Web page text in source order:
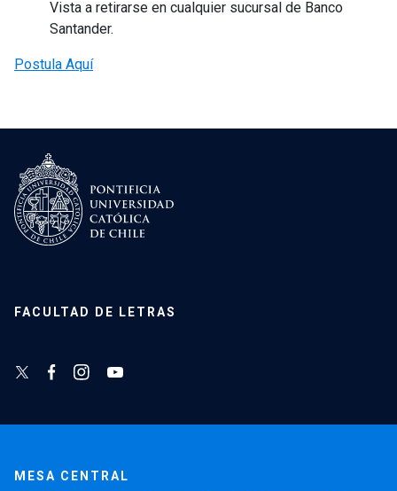
Vista a retirarse en cualquier sucursal de Banco
Santander.
Postula Aquí
FACULTAD DE LETRAS
MESA CENTRAL